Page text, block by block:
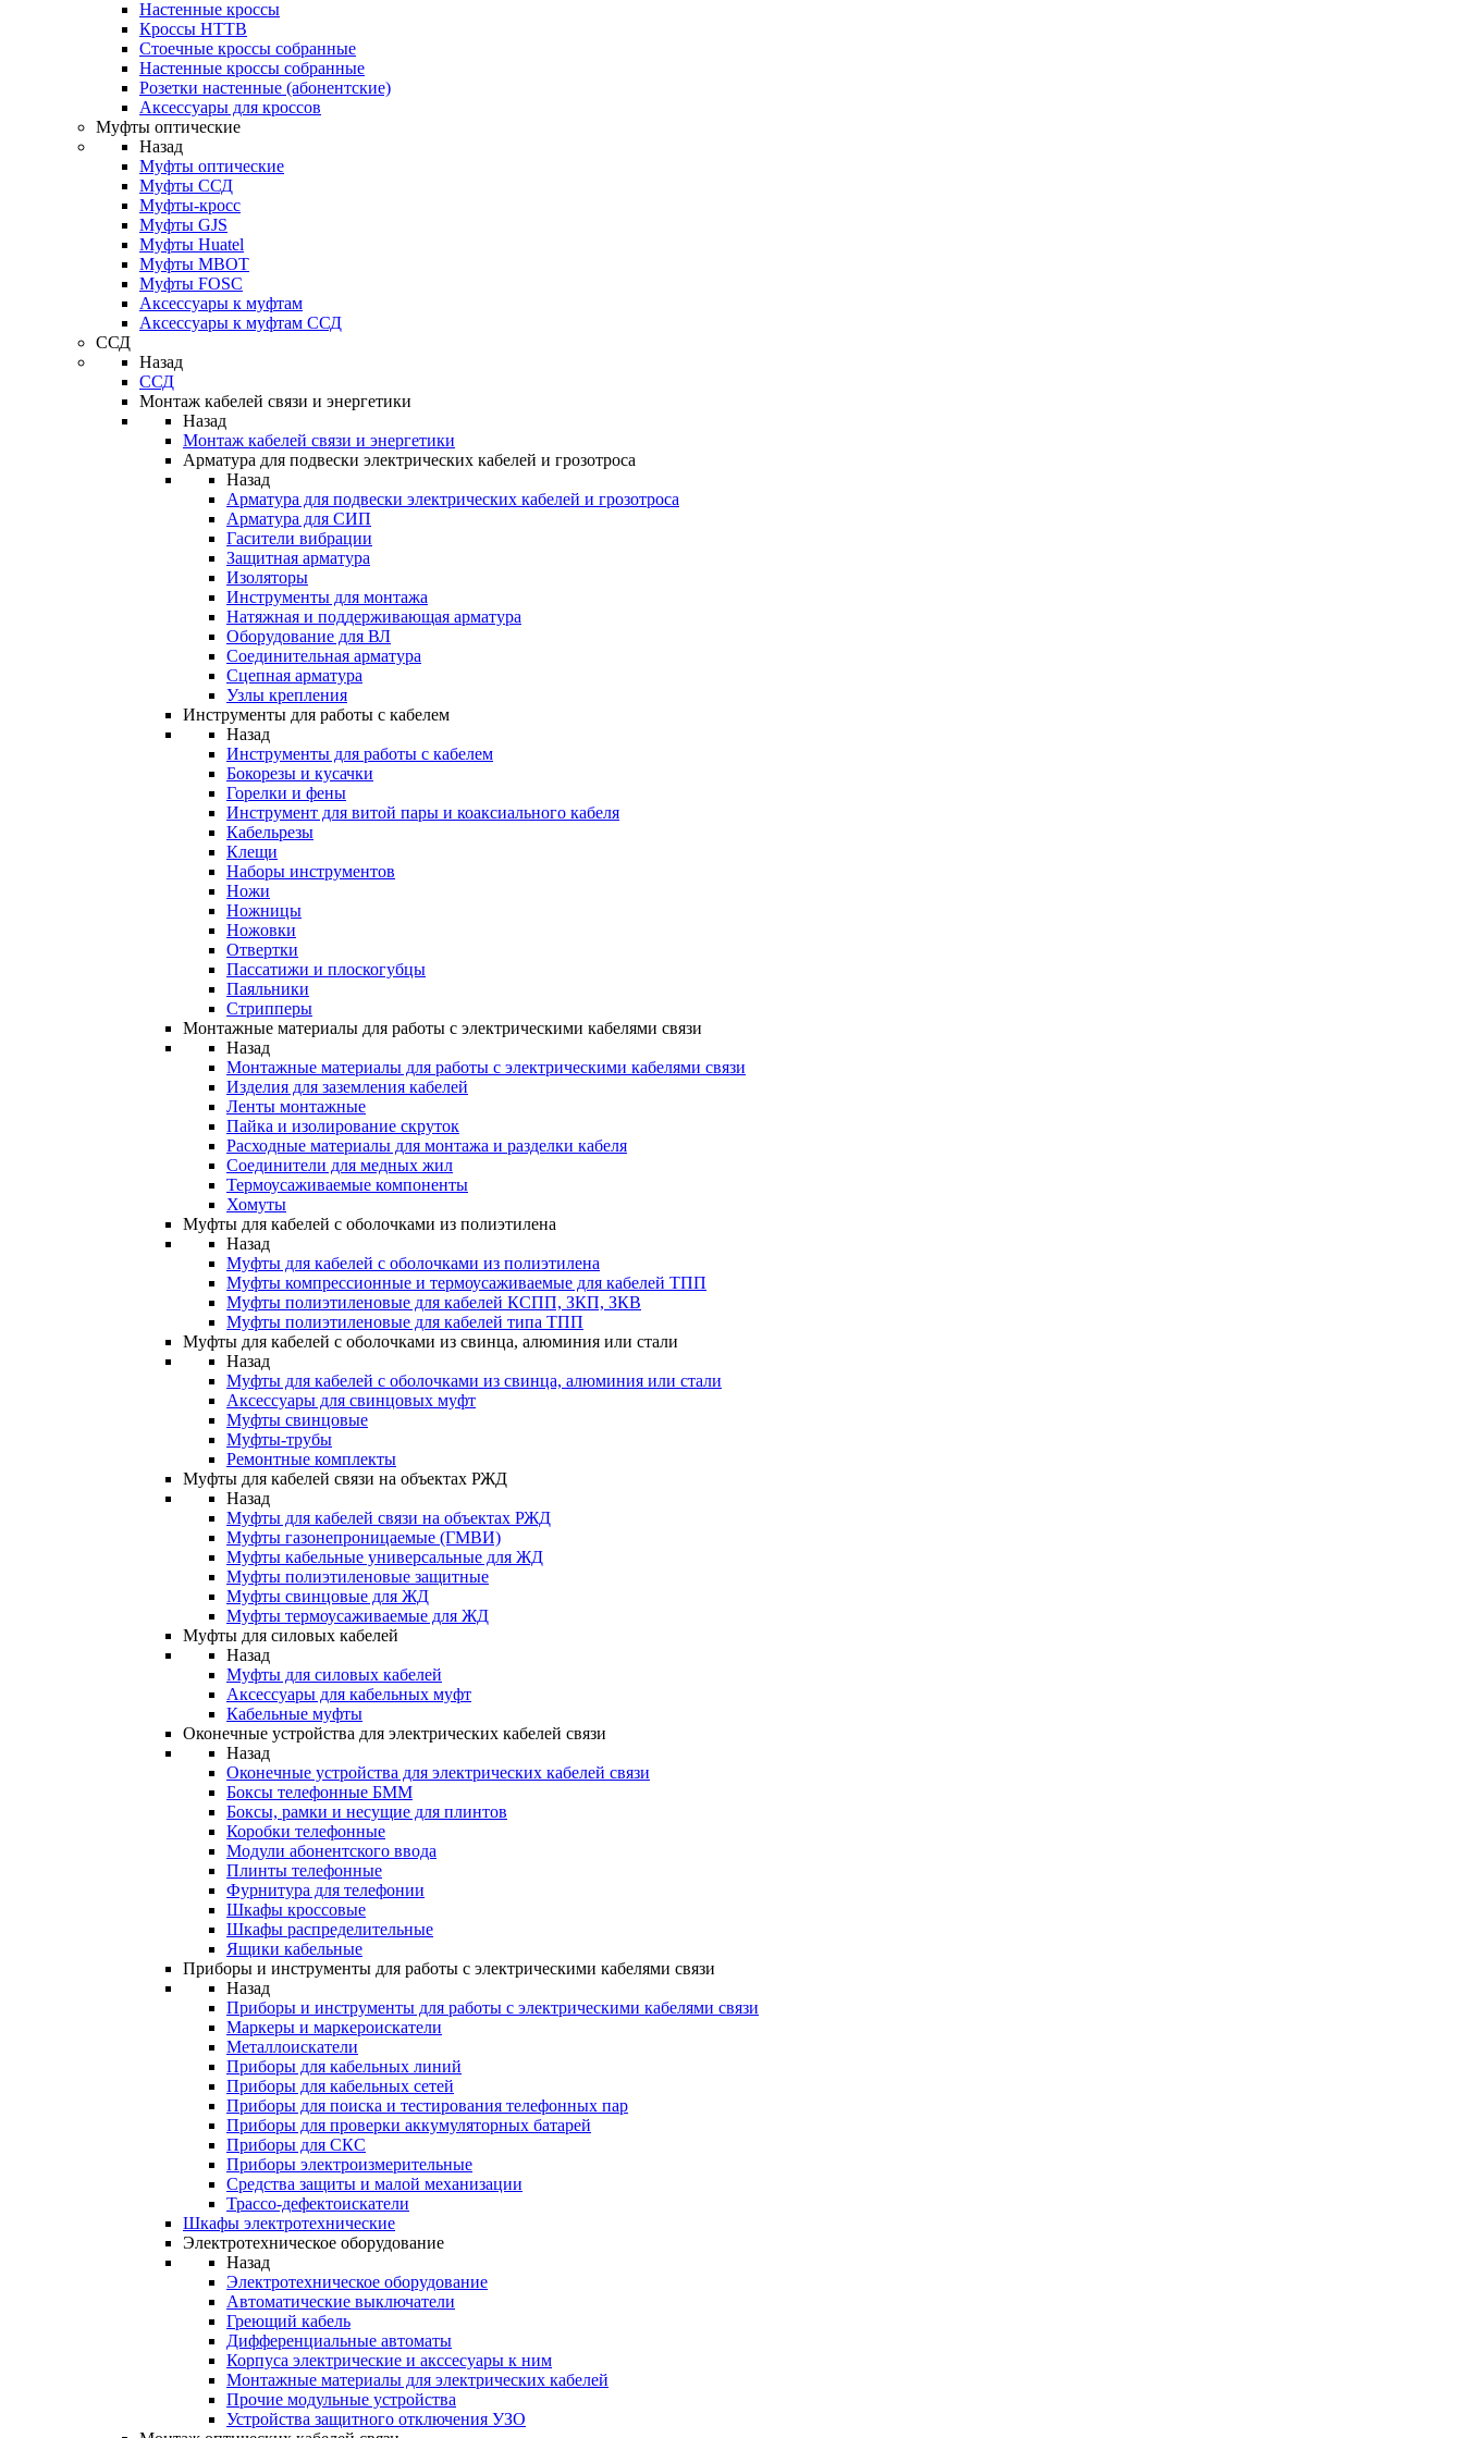
Настенные кроссы
Кроссы HTTB
Стоечные кроссы собранные
Настенные кроссы собранные
Розетки настенные (абонентские)
Аксессуары для кроссов
Муфты оптические
Назад
Муфты оптические
Муфты ССД
Муфты-кросс
Муфты GJS
Муфты Huatel
Муфты МВОТ
Муфты FOSC
Аксессуары к муфтам
Аксессуары к муфтам ССД
ССД
Назад
ССД
Монтаж кабелей связи и энергетики
Назад
Монтаж кабелей связи и энергетики
Арматура для подвески электрических кабелей и грозотроса
Назад
Арматура для подвески электрических кабелей и грозотроса
Арматура для СИП
Гасители вибрации
Защитная арматура
Изоляторы
Инструменты для монтажа
Натяжная и поддерживающая арматура
Оборудование для ВЛ
Соединительная арматура
Сцепная арматура
Узлы крепления
Инструменты для работы с кабелем
Назад
Инструменты для работы с кабелем
Бокорезы и кусачки
Горелки и фены
Инструмент для витой пары и коаксиального кабеля
Кабельрезы
Клещи
Наборы инструментов
Ножи
Ножницы
Ножовки
Отвертки
Пассатижи и плоскогубцы
Паяльники
Стрипперы
Монтажные материалы для работы с электрическими кабелями связи
Назад
Монтажные материалы для работы с электрическими кабелями связи
Изделия для заземления кабелей
Ленты монтажные
Пайка и изолирование скруток
Расходные материалы для монтажа и разделки кабеля
Соединители для медных жил
Термоусаживаемые компоненты
Хомуты
Муфты для кабелей с оболочками из полиэтилена
Назад
Муфты для кабелей с оболочками из полиэтилена
Муфты компрессионные и термоусаживаемые для кабелей ТПП
Муфты полиэтиленовые для кабелей КСПП, ЗКП, ЗКВ
Муфты полиэтиленовые для кабелей типа ТПП
Муфты для кабелей с оболочками из свинца, алюминия или стали
Назад
Муфты для кабелей с оболочками из свинца, алюминия или стали
Аксессуары для свинцовых муфт
Муфты свинцовые
Муфты-трубы
Ремонтные комплекты
Муфты для кабелей связи на объектах РЖД
Назад
Муфты для кабелей связи на объектах РЖД
Муфты газонепроницаемые (ГМВИ)
Муфты кабельные универсальные для ЖД
Муфты полиэтиленовые защитные
Муфты свинцовые для ЖД
Муфты термоусаживаемые для ЖД
Муфты для силовых кабелей
Назад
Муфты для силовых кабелей
Аксессуары для кабельных муфт
Кабельные муфты
Оконечные устройства для электрических кабелей связи
Назад
Оконечные устройства для электрических кабелей связи
Боксы телефонные БММ
Боксы, рамки и несущие для плинтов
Коробки телефонные
Модули абонентского ввода
Плинты телефонные
Фурнитура для телефонии
Шкафы кроссовые
Шкафы распределительные
Ящики кабельные
Приборы и инструменты для работы с электрическими кабелями связи
Назад
Приборы и инструменты для работы с электрическими кабелями связи
Маркеры и маркероискатели
Металлоискатели
Приборы для кабельных линий
Приборы для кабельных сетей
Приборы для поиска и тестирования телефонных пар
Приборы для проверки аккумуляторных батарей
Приборы для СКС
Приборы электроизмерительные
Средства защиты и малой механизации
Трассо-дефектоискатели
Шкафы электротехнические
Электротехническое оборудование
Назад
Электротехническое оборудование
Автоматические выключатели
Греющий кабель
Дифференциальные автоматы
Корпуса электрические и акссесуары к ним
Монтажные материалы для электрических кабелей
Прочие модульные устройства
Устройства защитного отключения УЗО